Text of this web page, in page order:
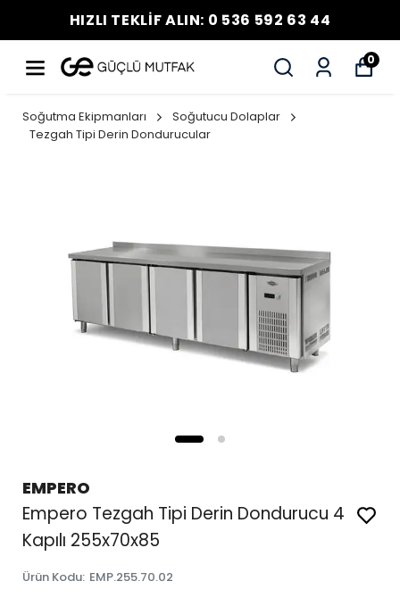
HIZLI TEKLİF ALIN: 0 536 592 63 44
0
Soğutma Ekipmanları
Soğutucu Dolaplar
Tezgah Tipi Derin Dondurucular
EMPERO
Empero Tezgah Tipi Derin Dondurucu 4
Kapılı 255x70x85
Ürün Kodu: EMP.255.70.02